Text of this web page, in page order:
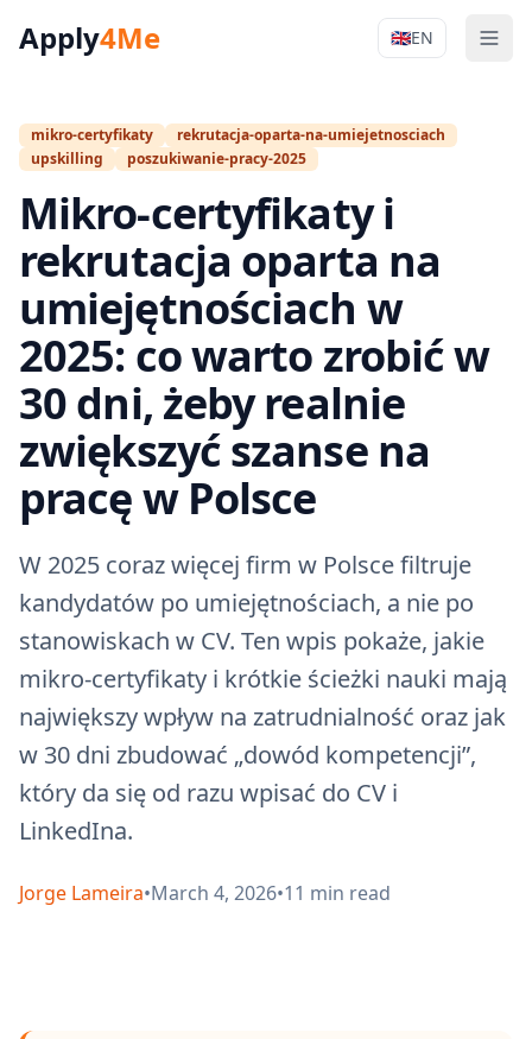
Apply4Me 🇬🇧EN
Apply4Me
mikro-certyfikaty
rekrutacja-oparta-na-umiejetnosciach
upskilling
poszukiwanie-pracy-2025
Mikro‑certyfikaty i
rekrutacja oparta na
umiejętnościach w
2025: co warto zrobić w
30 dni, żeby realnie
zwiększyć szanse na
pracę w Polsce
W 2025 coraz więcej firm w Polsce filtruje
kandydatów po umiejętnościach, a nie po
stanowiskach w CV. Ten wpis pokaże, jakie
mikro‑certyfikaty i krótkie ścieżki nauki mają
największy wpływ na zatrudnialność oraz jak
w 30 dni zbudować „dowód kompetencji”,
który da się od razu wpisać do CV i
LinkedIna.
Jorge Lameira•March 4, 2026•11 min read